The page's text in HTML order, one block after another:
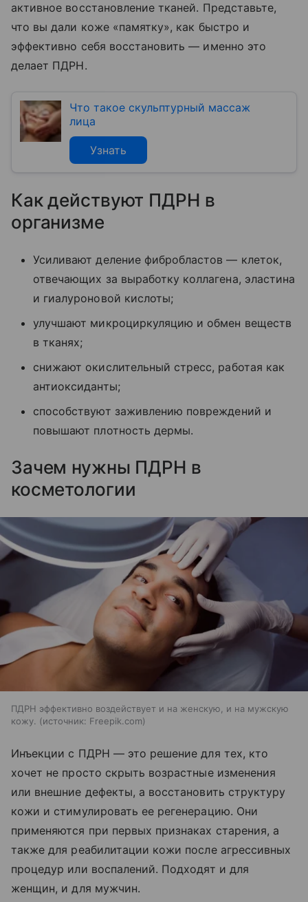
активное восстановление тканей. Представьте,
что вы дали коже «памятку», как быстро и
эффективно себя восстановить — именно это
делает ПДРН.
Что такое скульптурный массаж
лица
Узнать
Как действуют ПДРН в
организме
Усиливают деление фибробластов — клеток,
отвечающих за выработку коллагена, эластина
и гиалуроновой кислоты;
улучшают микроциркуляцию и обмен веществ
в тканях;
снижают окислительный стресс, работая как
антиоксиданты;
способствуют заживлению повреждений и
повышают плотность дермы.
Зачем нужны ПДРН в
косметологии
ПДРН эффективно воздействует и на женскую, и на мужскую
кожу.
источник: Freepik.com
Инъекции с ПДРН — это решение для тех, кто
хочет не просто скрыть возрастные изменения
или внешние дефекты, а восстановить структуру
кожи и стимулировать ее регенерацию. Они
применяются при первых признаках старения, а
также для реабилитации кожи после агрессивных
процедур или воспалений. Подходят и для
женщин, и для мужчин.